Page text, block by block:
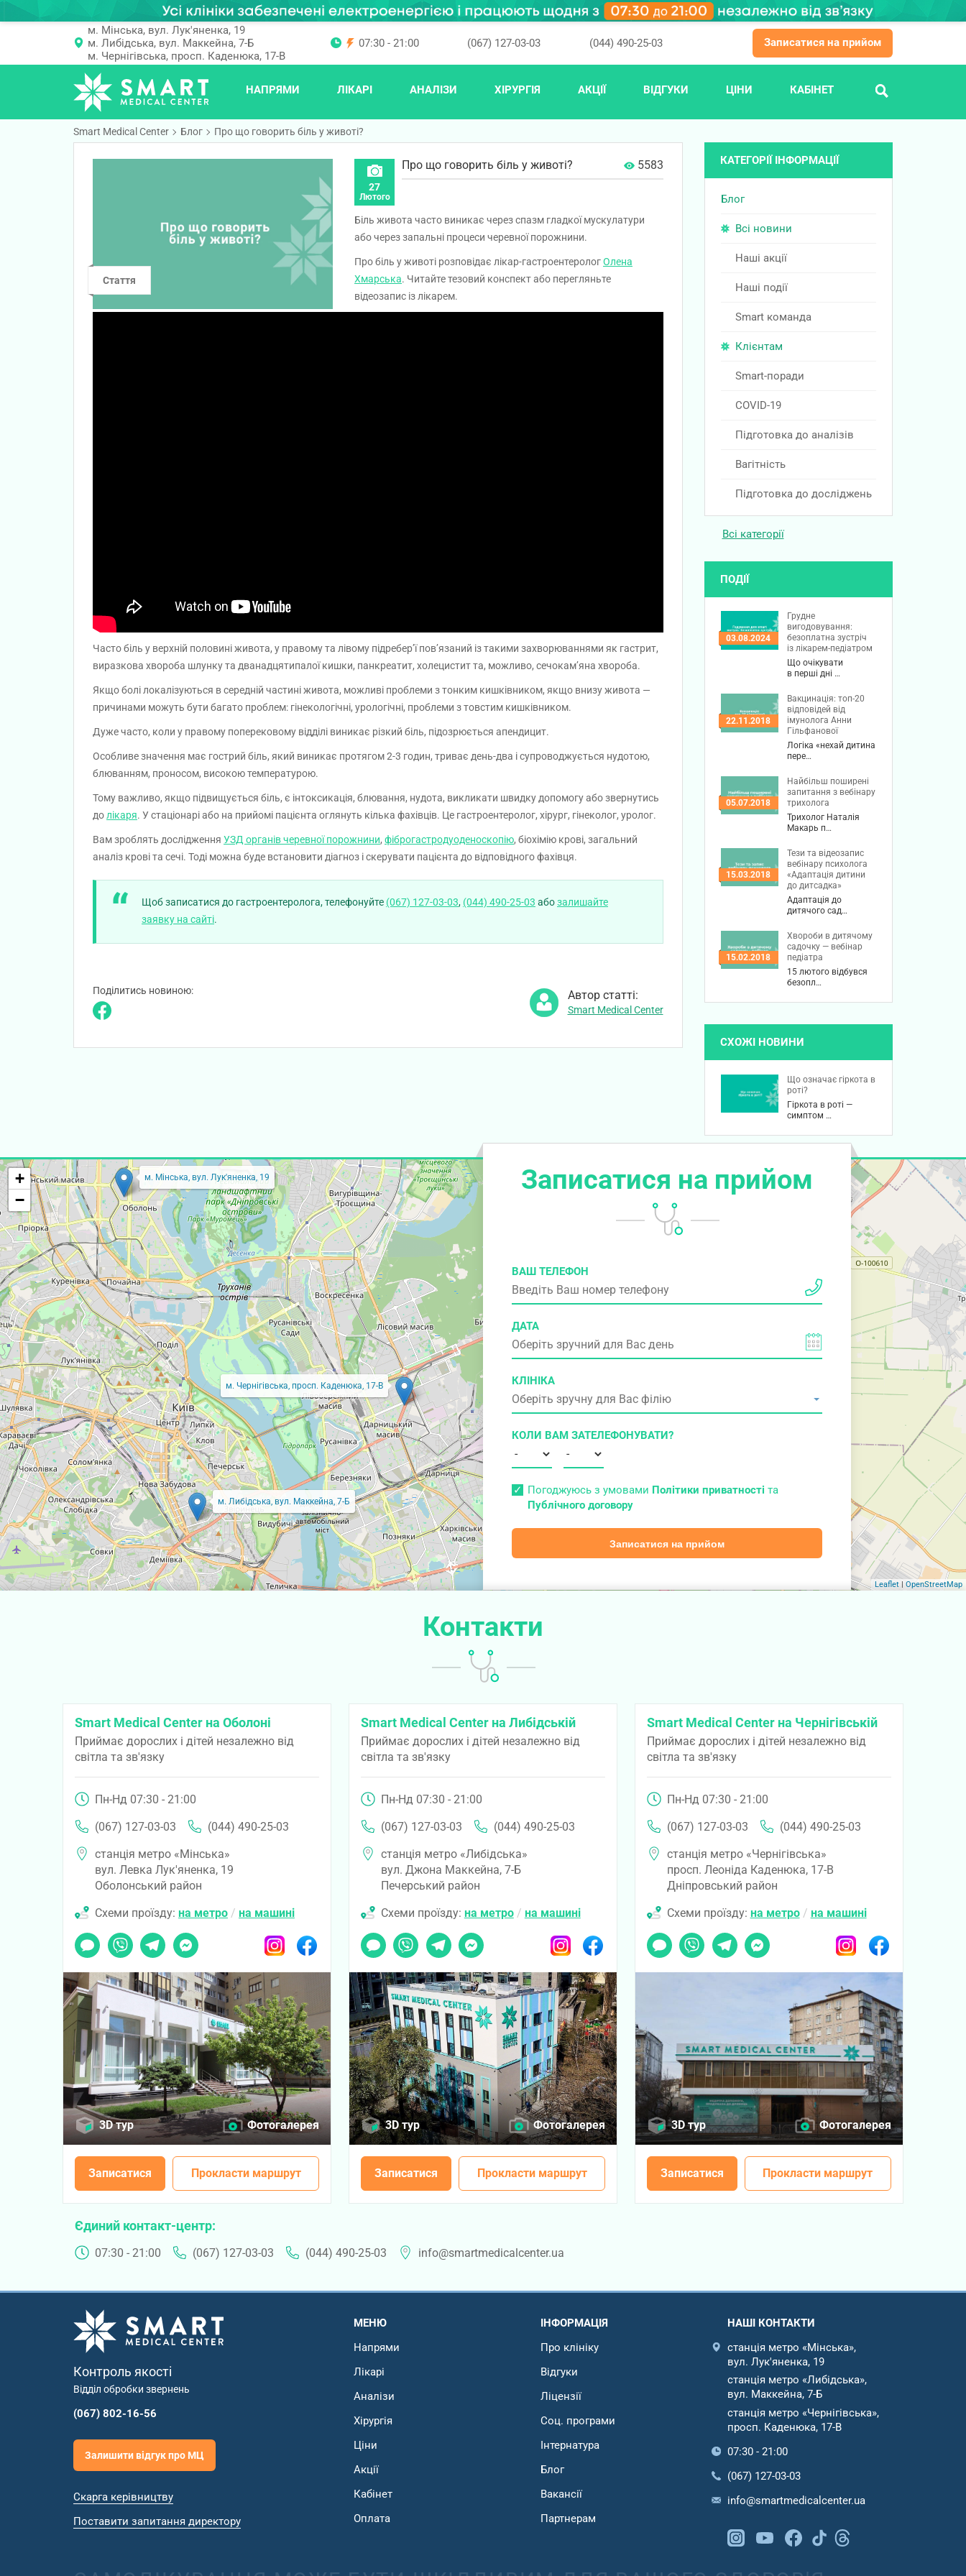
ПОШУК
м. Мінська, вул. Лук'яненка, 19
м. Либідська, вул. Маккейна, 7-Б
м. Чернігівська, просп. Каденюка, 17-В
07:30 - 21:00 (067) 127-03-03 (044) 490-25-03 Записатися на прийом
НАПРЯМИ ЛІКАРІ АНАЛІЗИ ХІРУРГІЯ АКЦІЇ ВІДГУКИ ЦІНИ КАБІНЕТ
Smart Medical Center Блог Про що говорить біль у животі?
Стаття
27
Лютого
5583
Про що говорить біль у животі?
Біль живота часто виникає через спазм гладкої мускулатури
або через запальні процеси черевної порожнини.
Про біль у животі розповідає лікар-гастроентерологОлена
Хмарська. Читайте тезовий конспект або перегляньте
відеозапис із лікарем.
Часто біль у верхній половині живота, у правому та лівому підребер’ї пов’язаний із такими захворюваннями як гастрит,
виразкова хвороба шлунку та дванадцятипалої кишки, панкреатит, холецистит та, можливо, сечокам’яна хвороба.
Якщо болі локалізуються в середній частині живота, можливі проблеми з тонким кишківником, якщо внизу живота —
причинами можуть бути багато проблем: гінекологічні, урологічні, проблеми з товстим кишківником.
Дуже часто, коли у правому поперековому відділі виникає різкий біль, підозрюється апендицит.
Особливе значення має гострий біль, який виникає протягом 2-3 годин, триває день-два і супроводжується нудотою,
блюванням, проносом, високою температурою.
Тому важливо, якщо підвищується біль, є інтоксикація, блювання, нудота, викликати швидку допомогу або звернутись
долікаря. У стаціонарі або на прийомі пацієнта оглянуть кілька фахівців. Це гастроентеролог, хірург, гінеколог, уролог.
Вам зроблять дослідження УЗД органів черевної порожнини, фіброгастродуоденоскопію, біохімію крові, загальний
аналіз крові та сечі. Тоді можна буде встановити діагноз і скерувати пацієнта до відповідного фахівця.
Щоб записатися до гастроентеролога, телефонуйте (067) 127-03-03, (044) 490-25-03 абозалишайте
заявку на сайті.
Поділитись новиною: Автор статті:
Smart Medical Center
КАТЕГОРІЇ ІНФОРМАЦІЇ
Блог
Всі новини
Наші акції
Наші події
Smart команда
Клієнтам
Smart-поради
COVID-19
Підготовка до аналізів
Вагітність
Підготовка до досліджень
Всі категорії
ПОДІЇ
03.08.2024
Грудне
вигодовування:
безоплатна зустріч
із лікарем-педіатром
Що очікувати
в перші дні …
22.11.2018
Вакцинація: топ-20
відповідей від
імунолога Анни
Гільфанової
Логіка «нехай дитина
пере…
05.07.2018
Найбільш поширені
запитання з вебінару
трихолога
Трихолог Наталія
Макарь п…
15.03.2018
Тези та відеозапис
вебінару психолога
«Адаптація дитини
до дитсадка»
Адаптація до
дитячого сад…
15.02.2018
Хвороби в дитячому
садочку — вебінар
педіатра
15 лютого відбувся
безопл…
СХОЖІ НОВИНИ
Що означає гіркота в
роті?
Гіркота в роті —
симптом …
Записатися на прийом
ВАШ ТЕЛЕФОН
ДАТА
КЛІНІКА
КОЛИ ВАМ ЗАТЕЛЕФОНУВАТИ?
Погоджуюсь з умовами Політики приватності та
Публічного договору
Записатися на прийом
м. Мінська, вул. Лук'яненка, 19
м. Либідська, вул. Маккейна, 7-Б
м. Чернігівська, просп. Каденюка, 17-В
+
−
Leaflet OpenStreetMap
Контакти
Smart Medical Center на Оболоні
Приймає дорослих і дітей незалежно від
світла та зв'язку
Пн-Нд 07:30 - 21:00
(067) 127-03-03
(044) 490-25-03
станція метро «Мінська»
вул. Левка Лук'яненка, 19
Оболонський район
Схеми проїзду: на метро / на машині
Чат Viber TelegramMessenger InstagramFacebook
3D тур Фотогалерея
Записатися Прокласти маршрут
Smart Medical Center на Либідській
Приймає дорослих і дітей незалежно від
світла та зв'язку
Пн-Нд 07:30 - 21:00
(067) 127-03-03
(044) 490-25-03
станція метро «Либідська»
вул. Джона Маккейна, 7-Б
Печерський район
Схеми проїзду: на метро/ на машині
Чат Viber TelegramMessenger InstagramFacebook
3D тур Фотогалерея
Записатися Прокласти маршрут
Smart Medical Center на Чернігівській
Приймає дорослих і дітей незалежно від
світла та зв'язку
Пн-Нд 07:30 - 21:00
(067) 127-03-03
(044) 490-25-03
станція метро «Чернігівська»
просп. Леоніда Каденюка, 17-В
Дніпровський район
Схеми проїзду: на метро/ на машині
Чат Viber TelegramMessenger InstagramFacebook
3D тур Фотогалерея
Записатися Прокласти маршрут
Єдиний контакт-центр
07:30 - 21:00 (067) 127-03-03 (044) 490-25-03 info@smartmedicalcenter.ua
Контроль якості
Відділ обробки звернень
(067) 802-16-56
Залишити відгук про МЦ
Скарга керівництву
Поставити запитання директору
НАШІ КОНТАКТИ
станція метро «Мінська»,
вул. Лук'яненка, 19
станція метро «Либідська»,
вул. Маккейна, 7-Б
станція метро «Чернігівська»,
просп. Каденюка, 17-В
07:30 - 21:00
(067) 127-03-03
info@smartmedicalcenter.ua
МЕНЮ
Напрями
Лікарі
Аналізи
Хірургія
Ціни
Акції
Кабінет
Оплата
ІНФОРМАЦІЯ
Про клініку
Відгуки
Ліцензії
Соц. програми
Інтернатура
Блог
Вакансії
Партнерам